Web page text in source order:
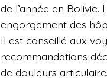
de l’année en Bolivie.
engorgement des
Il est conseillé aux
recommandations
de douleurs